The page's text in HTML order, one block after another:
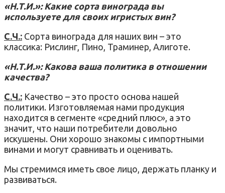
«Н.Т.И.»: Какие сорта винограда вы
используете для своих игристых вин?
С.Ч.: Сорта винограда для наших вин – это
классика: Рислинг, Пино, Траминер, Алиготе.
«Н.Т.И.»: Какова ваша политика в отношении
качества?
С.Ч.: Качество – это просто основа нашей
политики. Изготовляемая нами продукция
находится в сегменте «средний плюс», а это
значит, что наши потребители довольно
искушены. Они хорошо знакомы с импортными
винами и могут сравнивать и оценивать.
Мы стремимся иметь свое лицо, держать планку и
развиваться.